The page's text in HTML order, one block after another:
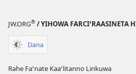
JW.ORG® / YIHOWA FARCIꞌRAASINETA
Dana
Rahe Faꞌnate Kaaꞌlitanno Linkuwa